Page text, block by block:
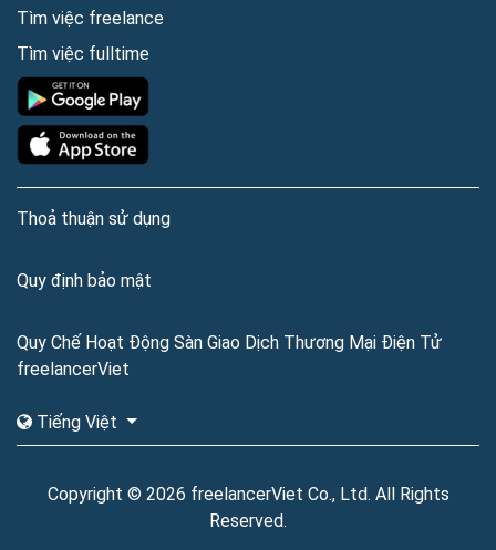
Tìm việc freelance
Tìm việc fulltime
Thoả thuận sử dụng
Quy định bảo mật
Quy Chế Hoạt Động Sàn Giao Dịch Thương Mại Điện Tử
freelancerViet
Tiếng Việt
Copyright © 2026 freelancerViet Co., Ltd. All Rights
Reserved.